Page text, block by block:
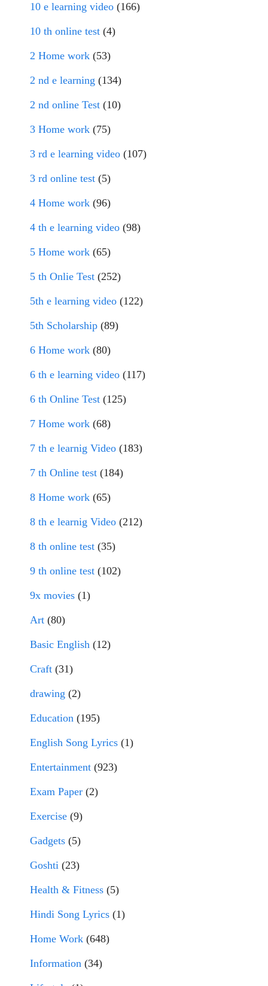
10 e learning video (166)
10 th online test (4)
2 Home work (53)
2 nd e learning (134)
2 nd online Test (10)
3 Home work (75)
3 rd e learning video (107)
3 rd online test (5)
4 Home work (96)
4 th e learning video (98)
5 Home work (65)
5 th Onlie Test (252)
5th e learning video (122)
5th Scholarship (89)
6 Home work (80)
6 th e learning video (117)
6 th Online Test (125)
7 Home work (68)
7 th e learnig Video (183)
7 th Online test (184)
8 Home work (65)
8 th e learnig Video (212)
8 th online test (35)
9 th online test (102)
9x movies (1)
Art (80)
Basic English (12)
Craft (31)
drawing (2)
Education (195)
English Song Lyrics (1)
Entertainment (923)
Exam Paper (2)
Exercise (9)
Gadgets (5)
Goshti (23)
Health & Fitness (5)
Hindi Song Lyrics (1)
Home Work (648)
Information (34)